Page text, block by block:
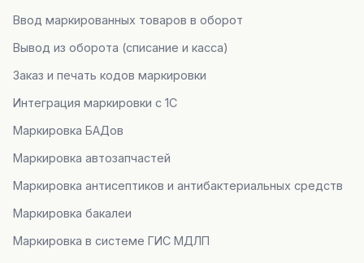
Ввод маркированных товаров в оборот
Вывод из оборота (списание и касса)
Заказ и печать кодов маркировки
Интеграция маркировки с 1С
Маркировка БАДов
Маркировка автозапчастей
Маркировка антисептиков и антибактериальных средств
Маркировка бакалеи
Маркировка в системе ГИС МДЛП